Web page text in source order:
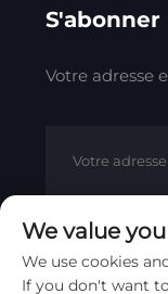
S'abonner
Votre adresse
Droits d'auteur ©
Ltd
We value
We use cookies
If you don't want